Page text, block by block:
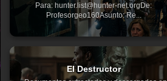
Para: hunter.list@hunter-net.orgDe:
Profesorgeo160Asunto: Re...
El Destructor